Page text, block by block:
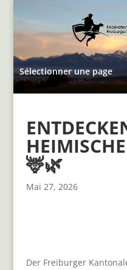
Sélectionner une page
🦌🌿
Mai 27, 2026
Der Freiburger